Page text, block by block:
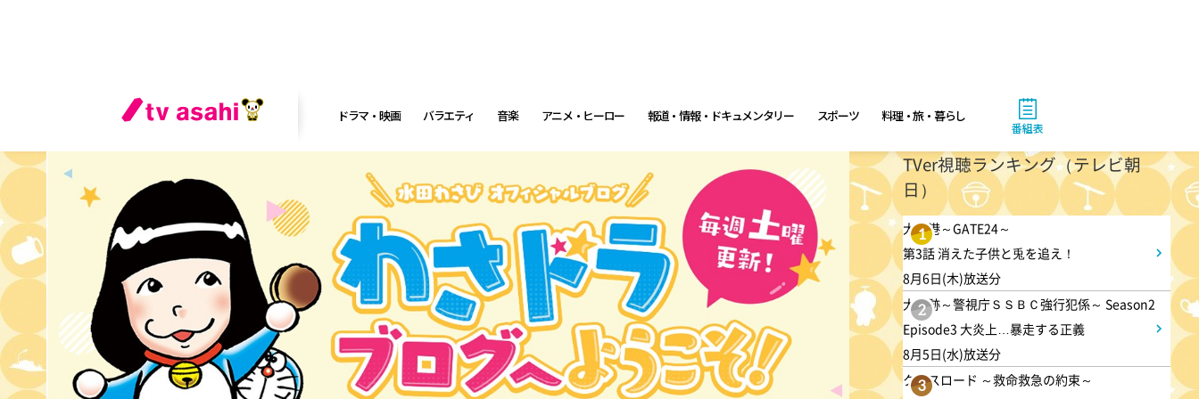
ドラマ・映画 バラエティ 音楽 アニメ・ヒーロー 報道・情報・ドキュメンタリー スポーツ 料理・旅・暮らし
番組表
TVer視聴ランキング（テレビ朝
日）
1
大空港～GATE24～
第3話 消えた子供と兎を追え！
8月6日(木)放送分
2
大追跡～警視庁ＳＳＢＣ強行犯係～ Season2
Episode3 大炎上…暴走する正義
8月5日(水)放送分
3
クロスロード ～救命救急の約束～
午後 1:30
DAIGOも台所 ～きょうの献
立 何にする?～ 簡単!コーヒ
ーパンナコッタ
午後 1:45
ANNニュース